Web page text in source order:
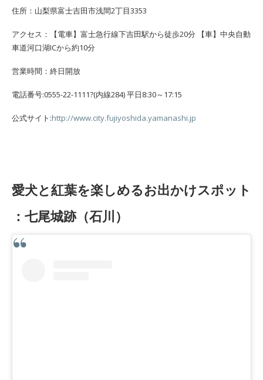
住所：山梨県富士吉田市浅間2丁目3353
アクセス：【電車】富士急行線下吉田駅から徒歩20分 【車】中央自動
車道河口湖ICから約10分
営業時間：終日開放
電話番号:0555-22-1111?(内線284) 平日8:30～17:15
公式サイト:http://www.city.fujiyoshida.yamanashi.jp
愛犬と紅葉を楽しめるお出かけスポット
：七尾城跡（石川）